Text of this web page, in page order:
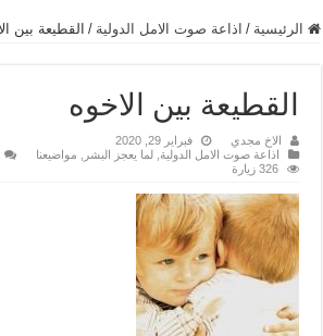
الرئيسية / اذاعة صوت الامل الدولية / القطيعة بين
القطيعة بين الاخوه
الاخ مجدي
فبراير 29, 2020
اذاعة صوت الامل الدولية ,لما يعجز البشر مواضيعنا
326 زيارة